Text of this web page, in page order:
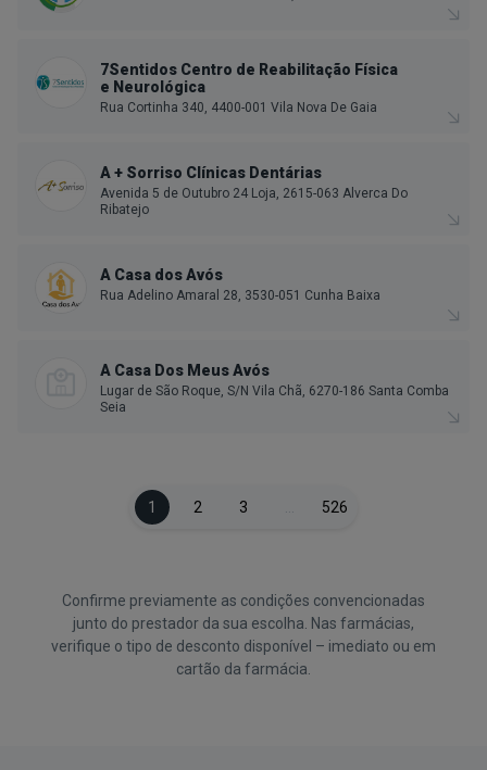
7Sentidos Centro de Reabilitação Física
e Neurológica
Rua Cortinha 340, 4400-001 Vila Nova De Gaia
A + Sorriso Clínicas Dentárias
Avenida 5 de Outubro 24 Loja, 2615-063 Alverca Do
Ribatejo
A Casa dos Avós
Rua Adelino Amaral 28, 3530-051 Cunha Baixa
A Casa Dos Meus Avós
Lugar de São Roque, S/N Vila Chã, 6270-186 Santa Comba
Seia
1 2 3 526
Confirme previamente as condições convencionadas
junto do prestador da sua escolha. Nas farmácias,
verifique o tipo de desconto disponível – imediato ou em
cartão da farmácia.